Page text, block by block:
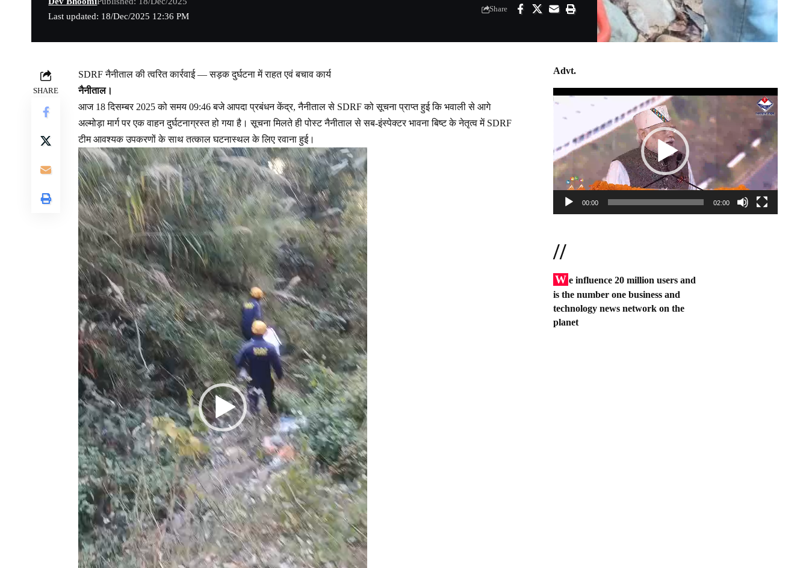
Last updated: 18/Dec/2025 12:36 PM
Share
SHARE
SDRF नैनीताल की त्वरित कार्रवाई — सड़क दुर्घटना में राहत एवं बचाव कार्य
नैनीताल।
आज 18 दिसम्बर 2025 को समय 09:46 बजे आपदा प्रबंधन केंद्र, नैनीताल से SDRF को सूचना प्राप्त हुई कि भवाली से आगे
अल्मोड़ा मार्ग पर एक वाहन दुर्घटनाग्रस्त हो गया है। सूचना मिलते ही पोस्ट नैनीताल से सब-इंस्पेक्टर भावना बिष्ट के नेतृत्व में SDRF
टीम आवश्यक उपकरणों के साथ तत्काल घटनास्थल के लिए रवाना हुई।
Video
Player
Advt.
Video
00:00 02:00
//
W e influence 20 million users and
is the number one business and
technology news network on the
planet